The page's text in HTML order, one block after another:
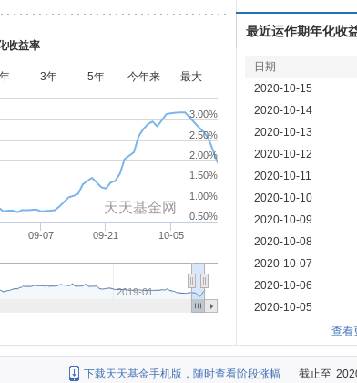
3年 5年 今年来 最大
收益率
09-07 09-21 10-05
2019-01
0.50%
1.00%
1.50%
2.00%
2.50%
3.00%
天天基金网
最近运作期年化收
日期
2020-10-15
2020-10-14
2020-10-13
2020-10-12
2020-10-11
2020-10-10
2020-10-09
2020-10-08
2020-10-07
2020-10-06
2020-10-05
查看
截止至
下载天天基金手机版，随时查看阶段涨幅